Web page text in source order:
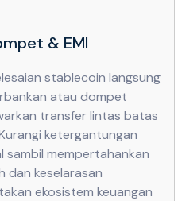
& EMI
stablecoin langsung
atau dompet
transfer lintas batas
ketergantungan
sambil mempertahankan
dan keselarasan
ekosistem keuangan